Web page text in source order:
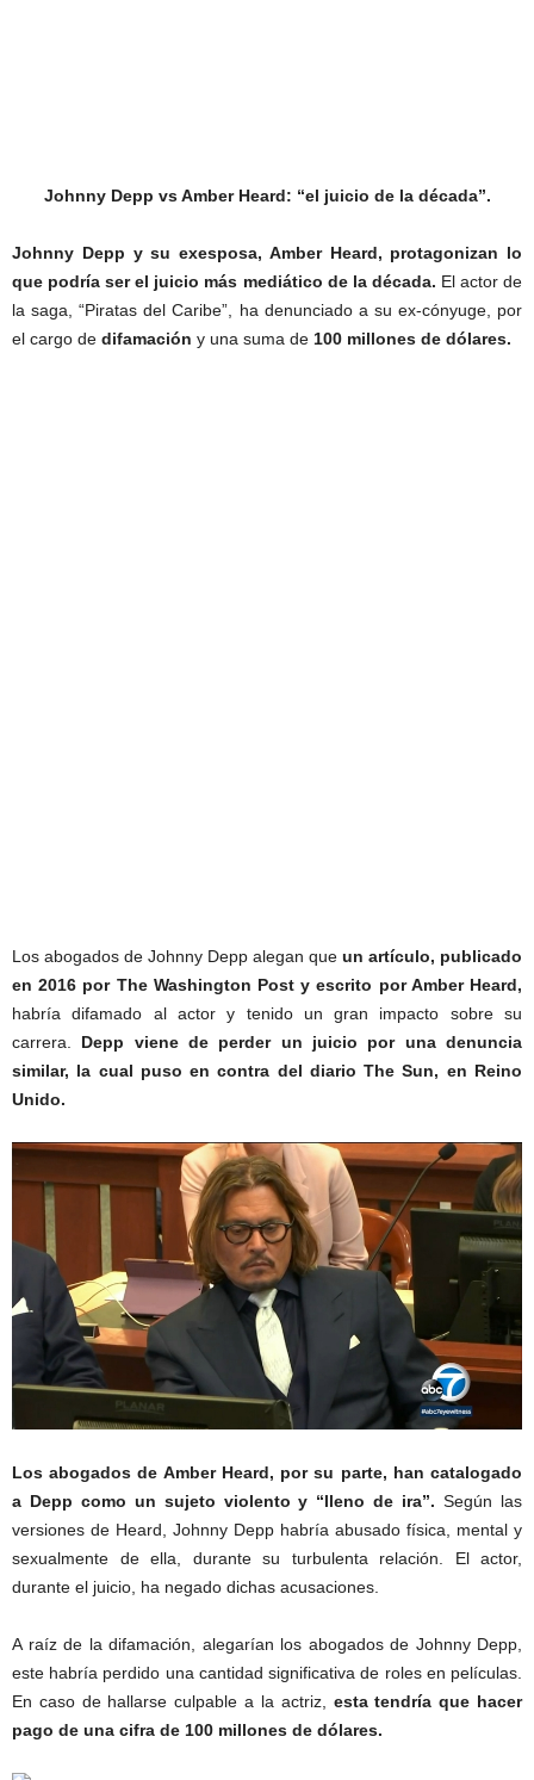
Johnny Depp vs Amber Heard: “el juicio de la década”.
Johnny Depp y su exesposa, Amber Heard, protagonizan lo
que podría ser el juicio más mediático de la década. El actor de
la saga, “Piratas del Caribe”, ha denunciado a su ex-cónyuge, por
el cargo de difamación y una suma de 100 millones de dólares.
Los abogados de Johnny Depp alegan que un artículo, publicado
en 2016 por The Washington Post y escrito por Amber Heard,
habría difamado al actor y tenido un gran impacto sobre su
carrera. Depp viene de perder un juicio por una denuncia
similar, la cual puso en contra del diario The Sun, en Reino
Unido.
Los abogados de Amber Heard, por su parte, han catalogado
a Depp como un sujeto violento y “lleno de ira”. Según las
versiones de Heard, Johnny Depp habría abusado física, mental y
sexualmente de ella, durante su turbulenta relación. El actor,
durante el juicio, ha negado dichas acusaciones.
A raíz de la difamación, alegarían los abogados de Johnny Depp,
este habría perdido una cantidad significativa de roles en películas.
En caso de hallarse culpable a la actriz, esta tendría que hacer
pago de una cifra de 100 millones de dólares.